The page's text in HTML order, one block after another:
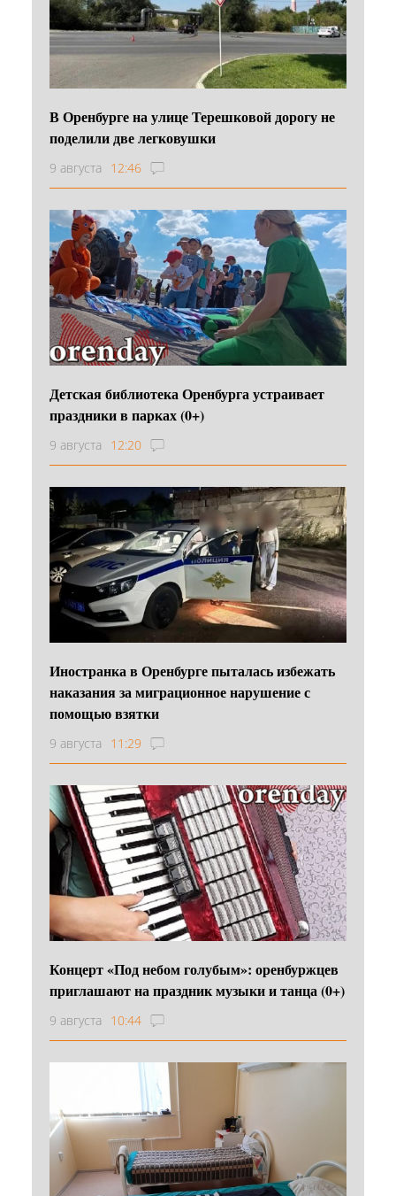
В Оренбурге на улице Терешковой дорогу не
поделили две легковушки
9 августа 12:46
Детская библиотека Оренбурга устраивает
праздники в парках (0+)
9 августа 12:20
Иностранка в Оренбурге пыталась избежать
наказания за миграционное нарушение с
помощью взятки
9 августа 11:29
Концерт «Под небом голубым»: оренбуржцев
приглашают на праздник музыки и танца (0+)
9 августа 10:44